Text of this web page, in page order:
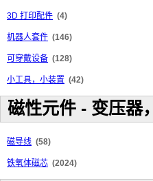
3D 打印配件 (4)
机器人套件 (146)
可穿戴设备 (128)
小工具，小装置 (42)
磁性元件 - 变压器
磁导线 (58)
铁氧体磁芯 (2024)